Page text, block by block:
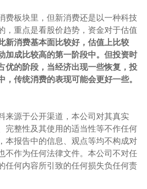
费板块里，但新消费还是以一种科技
，重点是看股价趋势，资金对于估值
新消费基本面比较好，估值上比较
加成比较高的第一阶段中。但投资时
优的阶段，当经济出现一些恢复，投
，传统消费的表现可能会更好一些。
来源于公开渠道，本公司对其真实
完整性及其使用的适当性等不作任何
本报告中的信息、观点等均不构成对
不作为任何法律文件。本公司不对任
任何内容所引致的任何损失负任何责